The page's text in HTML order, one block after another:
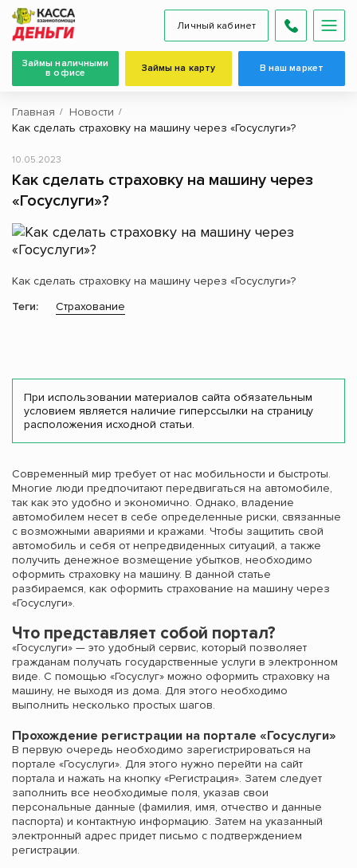
Личный кабинет
Займы наличными
в офисе
Займы на карту В наш маркет
Главная
Новости
Как сделать страховку на машину через «Госуслуги»?
Как сделать страховку на машину через
«Госуслуги»?
10.05.2023
Как сделать страховку на машину через «Госуслуги»?
Теги:
Страхование
При использовании материалов сайта обязательным
условием является наличие гиперссылки на страницу
расположения исходной статьи.
Современный мир требует от нас мобильности и быстроты.
Многие люди предпочитают передвигаться на автомобиле,
так как это удобно и экономично. Однако, владение
автомобилем несет в себе определенные риски, связанные
с возможными авариями и кражами. Чтобы защитить свой
автомобиль и себя от непредвиденных ситуаций, а также
получить денежное возмещение убытков, необходимо
оформить страховку на машину. В данной статье
разбираемся, как оформить страхование на машину через
«Госуслуги».
Что представляет собой портал?
«Госуслуги» — это удобный сервис, который позволяет
гражданам получать государственные услуги в электронном
виде. С помощью «Госуслуг» можно оформить страховку на
машину, не выходя из дома. Для этого необходимо
выполнить несколько простых шагов.
Прохождение регистрации на портале «Госуслуги»
В первую очередь необходимо зарегистрироваться на
портале «Госуслуги». Для этого нужно перейти на сайт
портала и нажать на кнопку «Регистрация». Затем следует
заполнить все необходимые поля, указав свои
персональные данные (фамилия, имя, отчество и данные
паспорта) и контактную информацию. Затем на указанный
электронный адрес придет письмо с подтверждением
регистрации.